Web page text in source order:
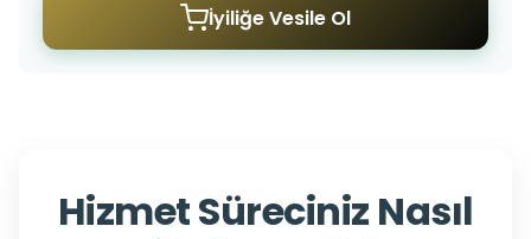
İyiliğe Vesile Ol
Hizmet Süreciniz Nasıl